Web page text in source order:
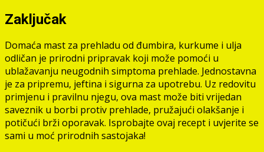
Zaključak
Domaća mast za prehladu od đumbira, kurkume i ulja
odličan je prirodni pripravak koji može pomoći u
ublažavanju neugodnih simptoma prehlade. Jednostavna
je za pripremu, jeftina i sigurna za upotrebu. Uz redovitu
primjenu i pravilnu njegu, ova mast može biti vrijedan
saveznik u borbi protiv prehlade, pružajući olakšanje i
potičući brži oporavak. Isprobajte ovaj recept i uvjerite se
sami u moć prirodnih sastojaka!